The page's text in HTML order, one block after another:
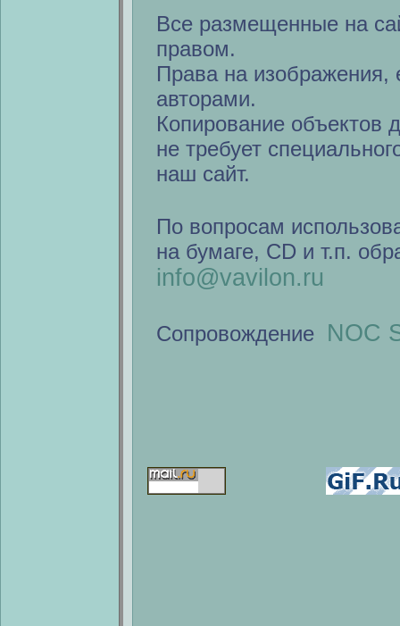
Все размещенные на
правом.
Права на изображения,
авторами.
Копирование объектов
не требует
наш сайт.
По вопросам
на бумаге, CD и т.п.
info@vavilon.ru
Сопровождение NOC